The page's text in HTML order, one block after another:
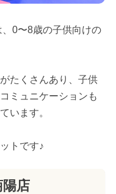
、0〜8歳の子供向けの
たくさんあり、子供
ミュニケーションも
います。
トです♪
店